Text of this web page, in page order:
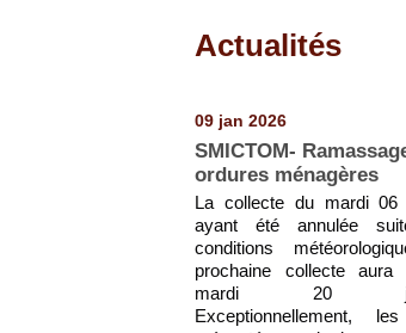
Actualités
09 jan 2026
SMICTOM-
ordures ménagères
La collecte du mardi 06
ayant été annulée
conditions
prochaine collecte
mardi 20
Exceptionnellement,
Pages